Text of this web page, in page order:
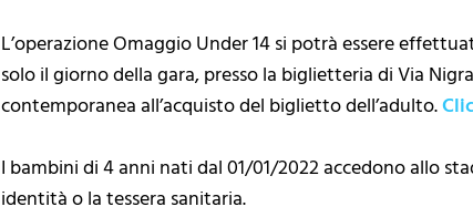
L’operazione Omaggio Under 14 si potrà essere
solo il giorno della gara, presso la biglietteria di Via
contemporanea all’acquisto del biglietto dell’adulto.
I bambini di 4 anni nati dal 01/01/2022 accedono allo
identità o la tessera sanitaria.